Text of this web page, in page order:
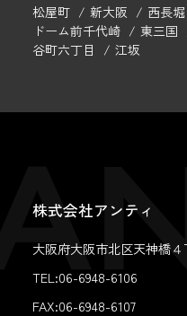
松屋町
新大阪 西長堀
ドーム前千代崎
東三国
谷町六丁目
江坂
株式会社アンティ
大阪府大阪市北区天神橋
TEL:06-6948-6106
FAX:06-6948-6107